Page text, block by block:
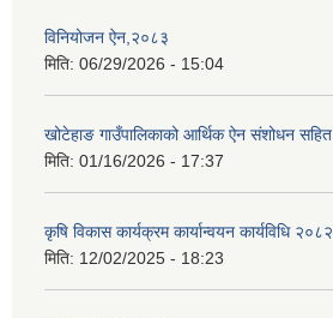
विनियोजन ऐन,२०८३
मिति: 06/29/2026 - 15:04
खोटेहाङ गाउँपालिकाको आर्थिक ऐन संशोधन सहित
मिति: 01/16/2026 - 17:37
कृषि विकास कार्यक्रम कार्यान्वयन कार्यविधि २०८२
मिति: 12/02/2025 - 18:23